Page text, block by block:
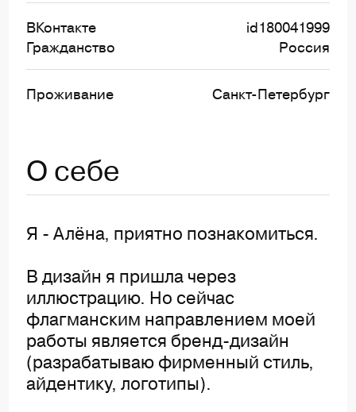
ВКонтакте
id180041999
Гражданство
Россия
Проживание Санкт-Петербург
О себе
Я - Алёна, приятно познакомиться.
В дизайн я пришла через
иллюстрацию. Но сейчас
флагманским направлением моей
работы является бренд-дизайн
(разрабатываю фирменный стиль,
айдентику, логотипы).